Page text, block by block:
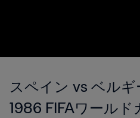
スペイン vs ベルギ
1986 FIFAワールド